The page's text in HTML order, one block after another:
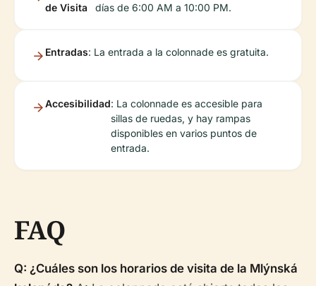
de Visita
días de 6:00 AM a 10:00 PM.
Entradas: La entrada a la colonnade es gratuita.
Accesibilidad: La colonnade es accesible para
sillas de ruedas, y hay rampas
disponibles en varios puntos de
entrada.
FAQ
Q: ¿Cuáles son los horarios de visita de la Mlýnská